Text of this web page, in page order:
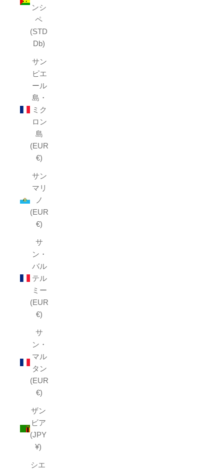
ンシ
ペ
(STD
Db)
サン
ピエ
ール
島・
ミク
ロン
島
(EUR
€)
サン
マリ
ノ
(EUR
€)
サ
ン・
バル
テル
ミー
(EUR
€)
サ
ン・
マル
タン
(EUR
€)
ザン
ビア
(JPY
¥)
シエ